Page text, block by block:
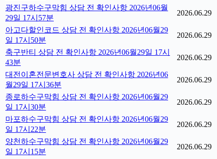
광진구하수구막힘 상담 전 확인사항 2026년06월
29일 17시57분
2026.06.29
아고다할인코드 상담 전 확인사항 2026년06월29
일 17시50분
2026.06.29
축구반티 상담 전 확인사항 2026년06월29일 17시
43분
2026.06.29
대전이혼전문변호사 상담 전 확인사항 2026년06
월29일 17시36분
2026.06.29
종로하수구막힘 상담 전 확인사항 2026년06월29
일 17시30분
2026.06.29
마포하수구막힘 상담 전 확인사항 2026년06월29
일 17시22분
2026.06.29
양천하수구막힘 상담 전 확인사항 2026년06월29
일 17시15분
2026.06.29